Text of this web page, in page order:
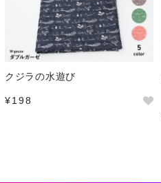
クジラの水遊び
¥198